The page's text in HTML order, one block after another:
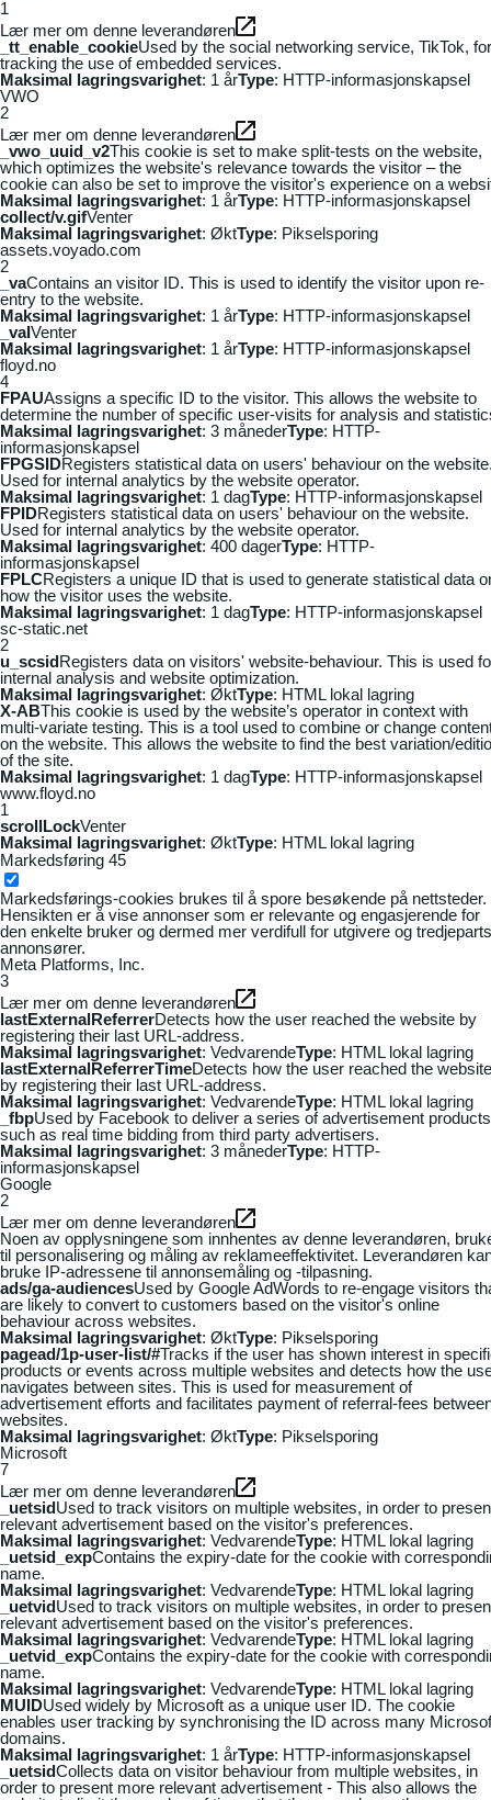
1
Lær mer om denne leverandøren
_tt_enable_cookieUsed by the social networking service, TikTok, for
tracking the use of embedded services.
Maksimal lagringsvarighet: 1 årType: HTTP-informasjonskapsel
VWO
2
Lær mer om denne leverandøren
_vwo_uuid_v2This cookie is set to make split-tests on the website,
which optimizes the website's relevance towards the visitor – the
cookie can also be set to improve the visitor's experience on a
Maksimal lagringsvarighet: 1 årType: HTTP-informasjonskapsel
collect/v.gifVenter
Maksimal lagringsvarighet: ØktType: Pikselsporing
assets.voyado.com
2
_vaContains an visitor ID. This is used to identify the visitor upon re-
entry to the website.
Maksimal lagringsvarighet: 1 årType: HTTP-informasjonskapsel
_vaIVenter
Maksimal lagringsvarighet: 1 årType: HTTP-informasjonskapsel
floyd.no
4
FPAUAssigns a specific ID to the visitor. This allows the website to
determine the number of specific user-visits for analysis and
Maksimal lagringsvarighet: 3 månederType: HTTP-
informasjonskapsel
FPGSIDRegisters statistical data on users' behaviour on the
Used for internal analytics by the website operator.
Maksimal lagringsvarighet: 1 dagType: HTTP-informasjonskapsel
FPIDRegisters statistical data on users' behaviour on the website.
Used for internal analytics by the website operator.
Maksimal lagringsvarighet: 400 dagerType: HTTP-
informasjonskapsel
FPLCRegisters a unique ID that is used to generate statistical data
how the visitor uses the website.
Maksimal lagringsvarighet: 1 dagType: HTTP-informasjonskapsel
sc-static.net
2
u_scsidRegisters data on visitors' website-behaviour. This is used
internal analysis and website optimization.
Maksimal lagringsvarighet: ØktType: HTML lokal lagring
X-ABThis cookie is used by the website’s operator in context with
multi-variate testing. This is a tool used to combine or change
on the website. This allows the website to find the best variation/
of the site.
Maksimal lagringsvarighet: 1 dagType: HTTP-informasjonskapsel
www.floyd.no
1
scrollLockVenter
Maksimal lagringsvarighet: ØktType: HTML lokal lagring
Markedsføring 45
Markedsførings-cookies brukes til å spore besøkende på nettsteder.
Hensikten er å vise annonser som er relevante og engasjerende for
den enkelte bruker og dermed mer verdifull for utgivere og tredjeparts
annonsører.
Meta Platforms, Inc.
3
Lær mer om denne leverandøren
lastExternalReferrerDetects how the user reached the website by
registering their last URL-address.
Maksimal lagringsvarighet: VedvarendeType: HTML lokal lagring
lastExternalReferrerTimeDetects how the user reached the website
by registering their last URL-address.
Maksimal lagringsvarighet: VedvarendeType: HTML lokal lagring
_fbpUsed by Facebook to deliver a series of advertisement products
such as real time bidding from third party advertisers.
Maksimal lagringsvarighet: 3 månederType: HTTP-
informasjonskapsel
Google
2
Lær mer om denne leverandøren
Noen av opplysningene som innhentes av denne leverandøren,
til personalisering og måling av reklameeffektivitet. Leverandøren
bruke IP-adressene til annonsemåling og -tilpasning.
ads/ga-audiencesUsed by Google AdWords to re-engage visitors
are likely to convert to customers based on the visitor's online
behaviour across websites.
Maksimal lagringsvarighet: ØktType: Pikselsporing
pagead/1p-user-list/#Tracks if the user has shown interest in
products or events across multiple websites and detects how the
navigates between sites. This is used for measurement of
advertisement efforts and facilitates payment of referral-fees
websites.
Maksimal lagringsvarighet: ØktType: Pikselsporing
Microsoft
7
Lær mer om denne leverandøren
_uetsidUsed to track visitors on multiple websites, in order to
relevant advertisement based on the visitor's preferences.
Maksimal lagringsvarighet: VedvarendeType: HTML lokal lagring
_uetsid_expContains the expiry-date for the cookie with
name.
Maksimal lagringsvarighet: VedvarendeType: HTML lokal lagring
_uetvidUsed to track visitors on multiple websites, in order to
relevant advertisement based on the visitor's preferences.
Maksimal lagringsvarighet: VedvarendeType: HTML lokal lagring
_uetvid_expContains the expiry-date for the cookie with
name.
Maksimal lagringsvarighet: VedvarendeType: HTML lokal lagring
MUIDUsed widely by Microsoft as a unique user ID. The cookie
enables user tracking by synchronising the ID across many
domains.
Maksimal lagringsvarighet: 1 årType: HTTP-informasjonskapsel
_uetsidCollects data on visitor behaviour from multiple websites, in
order to present more relevant advertisement - This also allows the